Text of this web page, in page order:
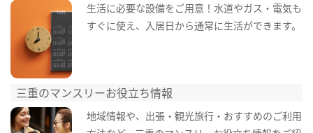
生活に必要な設備をご用意！水道やガス・電気も
すぐに使え、入居日から通常に生活ができます。
三重のマンスリーお役立ち情報
地域情報や、出張・観光旅行・おすすめのご利用